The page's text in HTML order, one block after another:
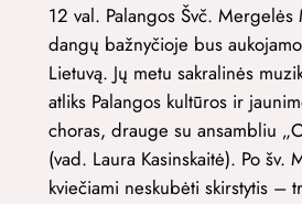
12 val. Palangos Švč. Mergelės
dangų bažnyčioje bus
Lietuvą. Jų metu sakralinės
atliks Palangos kultūros ir
choras, drauge su ansambliu
(vad. Laura Kasinskaitė). Po šv.
kviečiami neskubėti skirstytis –